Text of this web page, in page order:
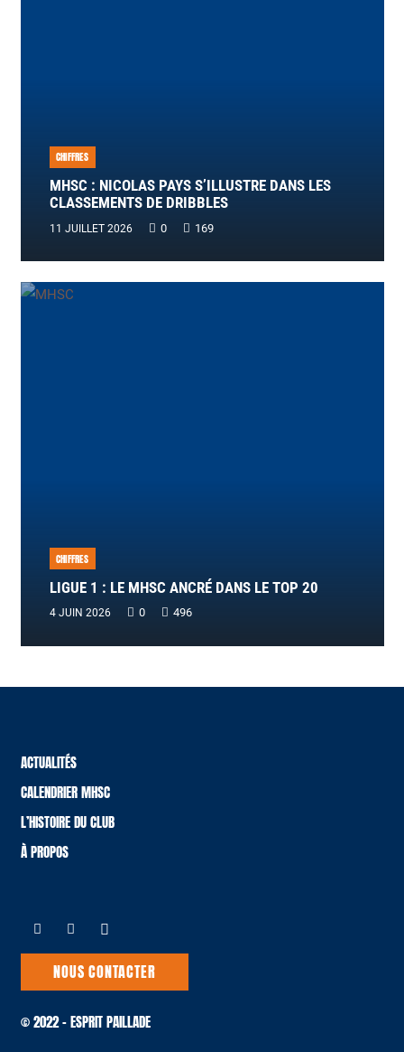
CHIFFRES
MHSC : NICOLAS PAYS S’ILLUSTRE DANS LES
CLASSEMENTS DE DRIBBLES
11 JUILLET 2026 0 169
CHIFFRES
LIGUE 1 : LE MHSC ANCRÉ DANS LE TOP 20
4 JUIN 2026 0 496
ACTUALITÉS
CALENDRIER MHSC
L’HISTOIRE DU CLUB
À PROPOS
NOUS CONTACTER
© 2022 – ESPRIT PAILLADE